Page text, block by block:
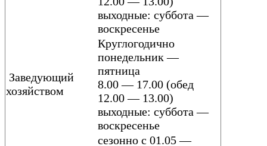
выходные: суббота —
воскресенье
Заведующий
хозяйством
Круглогодично
понедельник —
пятница
8.00 — 17.00 (обед
12.00 — 13.00)
выходные: суббота —
воскресенье
сезонно с 01.05 —